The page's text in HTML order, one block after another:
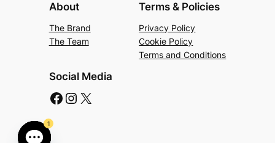
About
The Brand
The Team
Terms & Policies
Privacy Policy
Cookie Policy
Terms and Conditions
Social Media
1